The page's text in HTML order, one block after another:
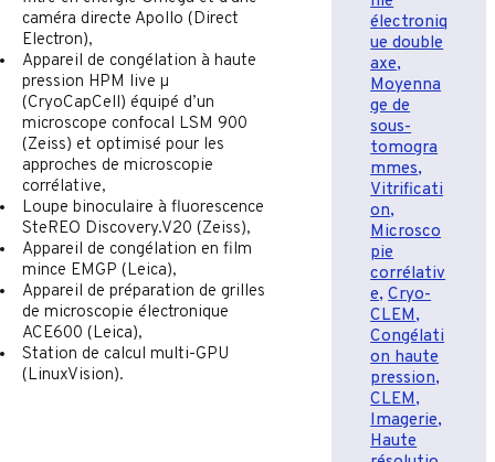
caméra directe Apollo (Direct
Electron),
Appareil de congélation à haute
pression HPM live µ
(CryoCapCell) équipé d’un
microscope confocal LSM 900
(Zeiss) et optimisé pour les
approches de microscopie
corrélative,
Loupe binoculaire à fluorescence​
SteREO Discovery.V20​ (Zeiss),
Appareil de congélation en film
mince EMGP (Leica),
Appareil de préparation de grilles
de microscopie électronique
ACE600 (Leica),
Station de calcul multi-GPU
(LinuxVision).
électroniq
ue double
axe,
Moyenna
ge de
sous-
tomogra
mmes,
Vitrificati
on,
Microsco
pie
corrélativ
e,Cryo-
CLEM,
Congélati
on haute
pression,
CLEM,
Imagerie,
Haute